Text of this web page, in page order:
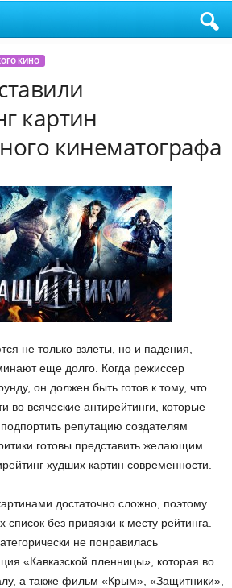
КИНО
картин
кинематографа
не только взлеты, но и падения,
еще долго. Когда режиссер
он должен быть готов к тому, что
во всяческие антирейтинги, которые
репутацию создателям
готовы представить желающим
худших картин современности.
достаточно сложно, поэтому
без привязки к месту рейтинга.
не понравилась
«Кавказской пленницы», которая во
а также фильм «Крым», «Защитники»,